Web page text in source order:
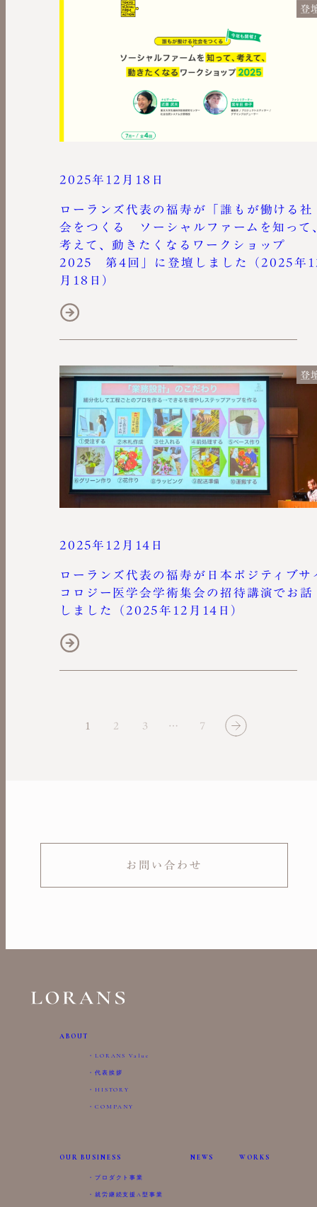
登
2025年12月18日
ローランズ代表の福寿が「誰もが働ける社
会をつくる ソーシャルファームを知って
考えて、動きたくなるワークショップ
2025 第4回」に登壇しました（2025年
月18日）
登
2025年12月14日
ローランズ代表の福寿が日本ポジティブサ
コロジー医学会学術集会の招待講演でお話
しました（2025年12月14日）
1 2 3 … 7
お問い合わせ
ABOUT
LORANS Value
代表挨拶
HISTORY
COMPANY
OUR BUSINESS
プロダクト事業
就労継続支援A型事業
NEWS WORKS